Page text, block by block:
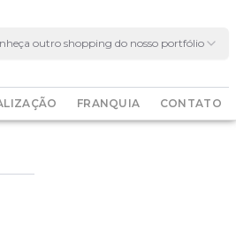
outro shopping do nosso portfólio
FRANQUIA CONTATO